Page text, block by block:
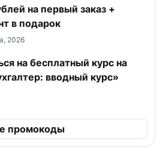
на первый заказ +
в подарок
2026
на бесплатный курс на
вводный курс»
промокоды